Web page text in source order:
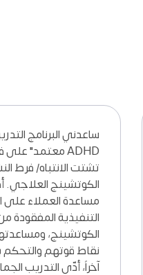
تشتت
نقاط
آخراً،
شراكة مع
اختلافات
في